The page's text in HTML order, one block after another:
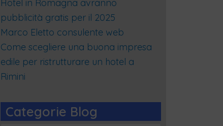
Hotel in Romagna avranno
pubblicità gratis per il 2025
Marco Eletto consulente web
Come scegliere una buona impresa
edile per ristrutturare un hotel a
Rimini
Categorie Blog